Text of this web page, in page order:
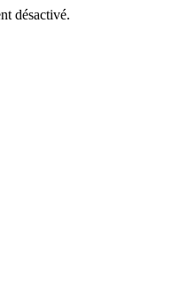
désactivé.